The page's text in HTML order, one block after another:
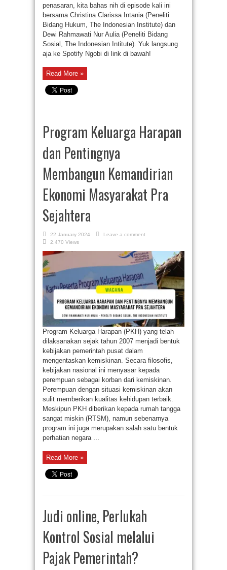
penasaran, kita bahas nih di episode kali ini
bersama Christina Clarissa Intania (Peneliti
Bidang Hukum, The Indonesian Institute) dan
Dewi Rahmawati Nur Aulia (Peneliti Bidang
Sosial, The Indonesian Intitute). Yuk langsung
aja ke Spotify Ngobi di link di bawah!
Read More »
Program Keluarga Harapan
dan Pentingnya
Membangun Kemandirian
Ekonomi Masyarakat Pra
Sejahtera
22 January 2024
Leave a comment
2,470 Views
Program Keluarga Harapan (PKH) yang telah
dilaksanakan sejak tahun 2007 menjadi bentuk
kebijakan pemerintah pusat dalam
mengentaskan kemiskinan. Secara filosofis,
kebijakan nasional ini menyasar kepada
perempuan sebagai korban dari kemiskinan.
Perempuan dengan situasi kemiskinan akan
sulit memberikan kualitas kehidupan terbaik.
Meskipun PKH diberikan kepada rumah tangga
sangat miskin (RTSM), namun sebenarnya
program ini juga merupakan salah satu bentuk
perhatian negara ...
Read More »
Judi online, Perlukah
Kontrol Sosial melalui
Pajak Pemerintah?